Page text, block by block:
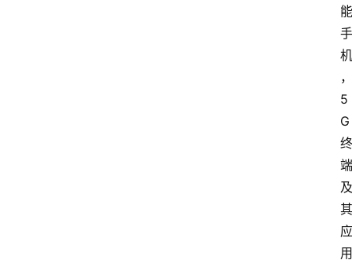
能
手
机
，
5
G
终
端
及
其
应
用